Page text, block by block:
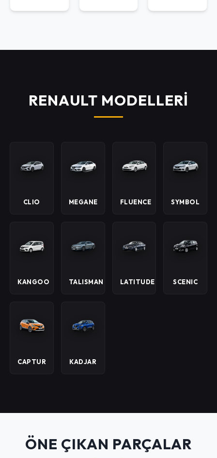
RENAULT MODELLERİ
CLIO MEGANE FLUENCE SYMBOL
KANGOO TALISMAN LATITUDE SCENIC
CAPTUR KADJAR
ÖNE ÇIKAN PARÇALAR